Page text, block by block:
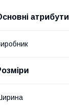
атрибути